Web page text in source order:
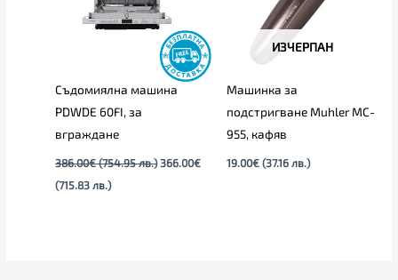
Съдомиялна машина
PDWDE 60FI, за
вграждане
386.00€ (754.95 лв.) 366.00€
(715.83 лв.)
ИЗЧЕРПАН
Машинка за
подстригване Muhler MC-
955, кафяв
19.00€ (37.16 лв.)